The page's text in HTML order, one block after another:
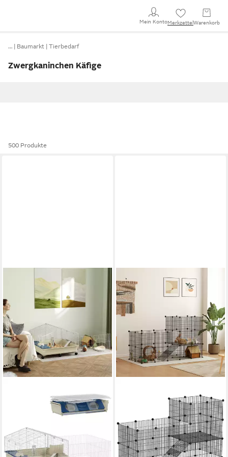
Mein KontoMerkzettel Warenkorb
… Baumarkt Tierbedarf
Zwergkaninchen Käfige
500 Produkte